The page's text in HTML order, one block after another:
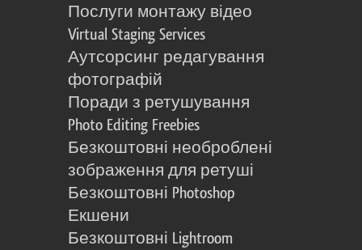
Послуги монтажу відео
Virtual Staging Services
Аутсорсинг редагування
фотографій
Поради з ретушування
Photo Editing Freebies
Безкоштовні необроблені
зображення для ретуші
Безкоштовні Photoshop
Екшени
Безкоштовні Lightroom